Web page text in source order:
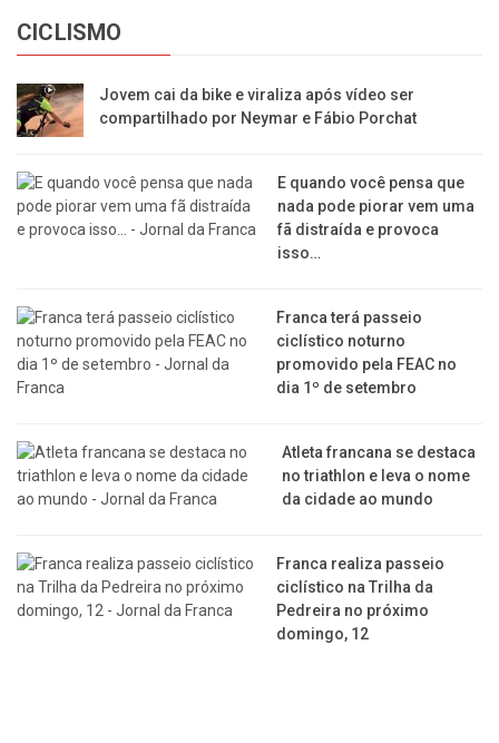
CICLISMO
Jovem cai da bike e viraliza após vídeo ser
compartilhado por Neymar e Fábio Porchat
E quando você pensa que
nada pode piorar vem uma
fã distraída e provoca
isso…
Franca terá passeio
ciclístico noturno
promovido pela FEAC no
dia 1º de setembro
Atleta francana se destaca
no triathlon e leva o nome
da cidade ao mundo
Franca realiza passeio
ciclístico na Trilha da
Pedreira no próximo
domingo, 12